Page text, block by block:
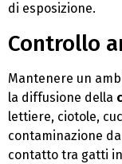
di esposizione.
Controllo
Mantenere un
la diffusione della
lettiere, ciotole,
contaminazione
contatto tra gatti